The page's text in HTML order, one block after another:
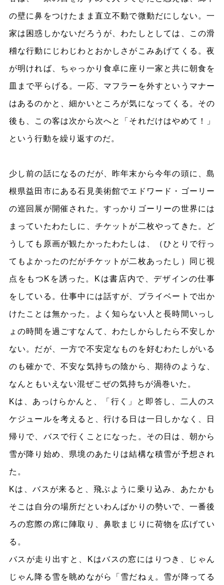
の壁に鼻をつけたまま直立不動で微動だにしない。一
家は困惑しかないだろうが、わたしとしては、この滑
稽な行動にじわじわとおかしさがこみあげてくる。夜
が明ければ、ちゃっかり食卓に座り一家と共に朝食を
皿まで平らげる。一応、マフラーを外すというマナー
はあるのかと、細かいところが気になってくる。その
後も、この客は次から次へと「それだけはやめて！」
という行動を繰り返すのだ。
少し前の話になるのだが、昨年末から今年の頭に、島
根県益田市にある石見美術館でエドワード・ゴーリー
の巡回展が開催された。すっかりゴーリーの世界には
まっていたわたしに、チケットが二枚やってきた。ど
うしても原画が観たかったわたしは、（ひとりで行っ
てもよかったのだがチケットが二枚あったし）同じ視
点をもつKを誘った。Kは書店内で、デザインの仕事
をしている。仕事中には話すが、プライベートで出か
けたことは無かった。よく知らない人と長時間いっし
ょの時間を過ごすなんて、わたしからしたら不安しか
ない。だが、一方で不安定なものを好むわたしがいる
のも確かで、不安な気持ちの陰から、期待のような、
なんともいえない混ぜこぜの気持ちが渦巻いた。
Kは、あっけらかんと、「行く」と即答し、二人のス
ケジュールを考えると、行ける日は一日しかなく、日
帰りで、バスで行くことになった。その日は、朝から
雪が降り始め、県境のあたりは結構な積雪が予想され
た。
Kは、バスが来ると、飛ぶように乗り込み、あたかも
そこは自分の場所だといわんばかりの勢いで、一番後
ろの窓際の席に陣取り、鼻歌まじりに荷物を広げてい
る。
バスが走り出すと、Kはバスの窓にはりつき、じゃん
じゃん降る雪を眺めながら「雪だねぇ。雪が降ってる